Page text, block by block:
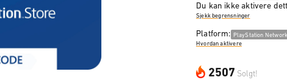
Du kan ikke aktivere
Sjekk begrensninger
Platform: PlayStation Network
Hvordan aktivere
2507 Solgt!